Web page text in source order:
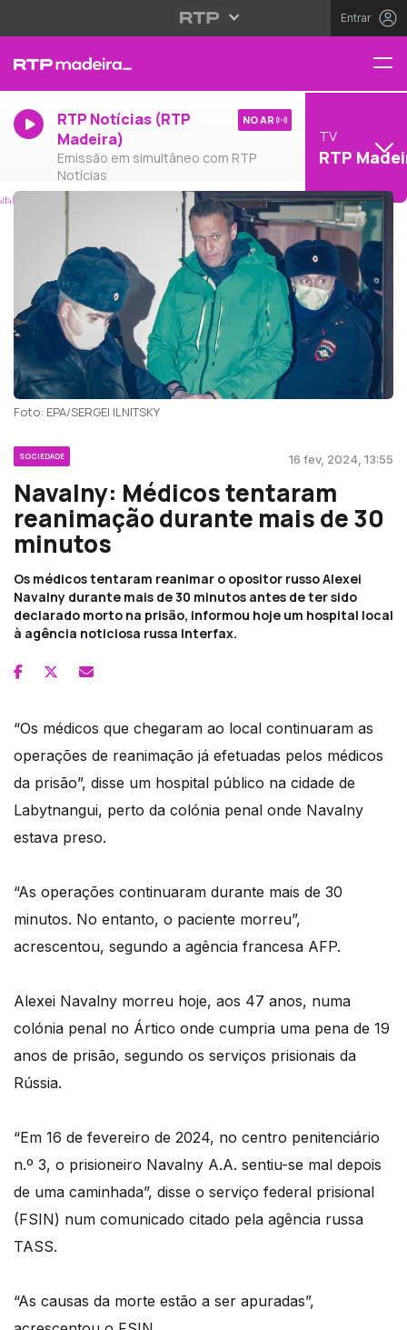
Entrar
RTP Notícias (RTP
Madeira)
Emissão em simultâneo com RTP
Notícias
NO AR
TV
RTP
Foto: EPA/SERGEI ILNITSKY
SOCIEDADE 16 fev, 2024, 13:55
Navalny: Médicos tentaram
reanimação durante mais de 30
minutos
Os médicos tentaram reanimar o opositor russo Alexei
Navalny durante mais de 30 minutos antes de ter sido
declarado morto na prisão, informou hoje um hospital local
à agência noticiosa russa Interfax.
“Os médicos que chegaram ao local continuaram as
operações de reanimação já efetuadas pelos médicos
da prisão”, disse um hospital público na cidade de
Labytnangui, perto da colónia penal onde Navalny
estava preso.
“As operações continuaram durante mais de 30
minutos. No entanto, o paciente morreu”,
acrescentou, segundo a agência francesa AFP.
Alexei Navalny morreu hoje, aos 47 anos, numa
colónia penal no Ártico onde cumpria uma pena de 19
anos de prisão, segundo os serviços prisionais da
Rússia.
“Em 16 de fevereiro de 2024, no centro penitenciário
n.º 3, o prisioneiro Navalny A.A. sentiu-se mal depois
de uma caminhada”, disse o serviço federal prisional
(FSIN) num comunicado citado pela agência russa
TASS.
“As causas da morte estão a ser apuradas”,